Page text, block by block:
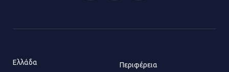
Ελλάδα Περιφέρεια